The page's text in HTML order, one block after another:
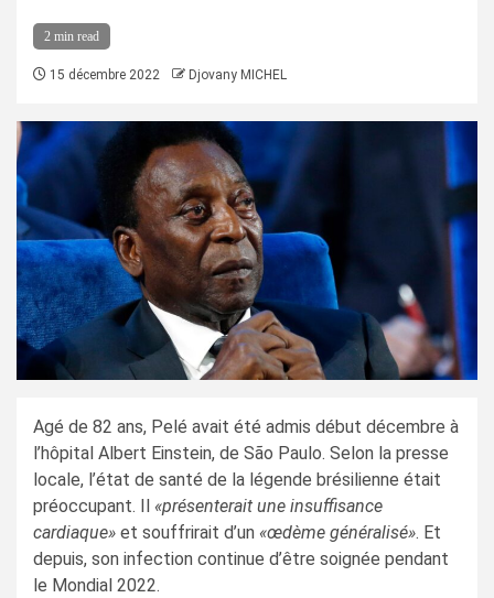
2 min read
15 décembre 2022 Djovany MICHEL
Agé de 82 ans, Pelé avait été admis début décembre à
l’hôpital Albert Einstein, de São Paulo. Selon la presse
locale, l’état de santé de la légende brésilienne était
préoccupant. Il «présenterait une insuffisance
cardiaque» et souffrirait d’un «œdème généralisé». Et
depuis, son infection continue d’être soignée pendant
le Mondial 2022.